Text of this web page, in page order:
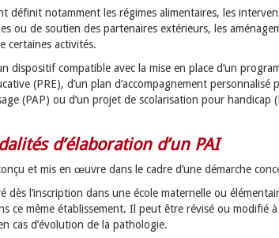
définit notamment les régimes alimentaires, les
ou de soutien des partenaires extérieurs, les
certaines activités.
dispositif compatible avec la mise en place d’un
(PRE), d’un plan d’accompagnement personnalisé
(PAP) ou d’un projet de scolarisation pour handicap
d’élaboration d’un PAI
et mis en œuvre dans le cadre d’une démarche
dès l’inscription dans une école maternelle ou
ce même établissement. Il peut être révisé ou modifié
cas d’évolution de la pathologie.